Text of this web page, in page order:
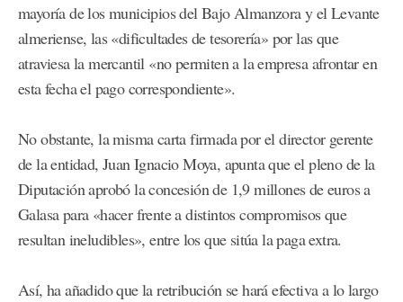
mayoría de los municipios del Bajo Almanzora y el Levante
almeriense, las «dificultades de tesorería» por las que
atraviesa la mercantil «no permiten a la empresa afrontar en
esta fecha el pago correspondiente».
No obstante, la misma carta firmada por el director gerente
de la entidad, Juan Ignacio Moya, apunta que el pleno de la
Diputación aprobó la concesión de 1,9 millones de euros a
Galasa para «hacer frente a distintos compromisos que
resultan ineludibles», entre los que sitúa la paga extra.
Así, ha añadido que la retribución se hará efectiva a lo largo